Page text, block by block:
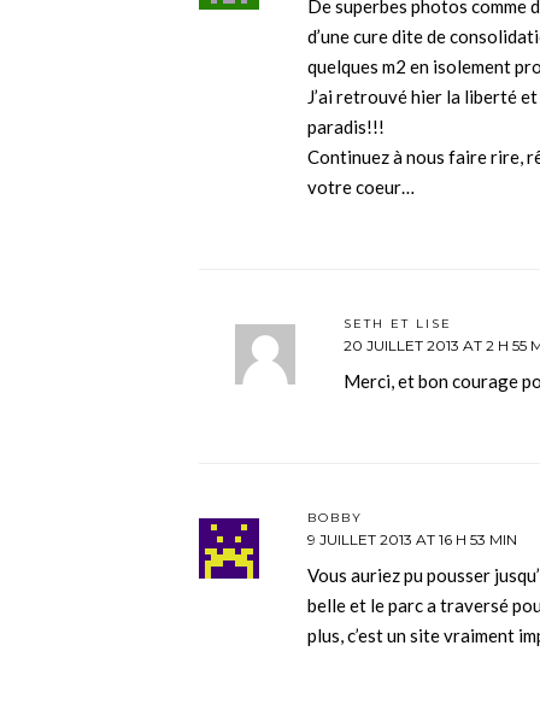
De superbes photos comme
d’une cure dite de
quelques m2 en isolement
J’ai retrouvé hier la liberté et
paradis!!!
Continuez à nous faire rire,
votre coeur…
SETH ET LISE
20 JUILLET 2013 AT 2 H 55
Merci, et bon courage
BOBBY
9 JUILLET 2013 AT 16 H 53 MIN
Vous auriez pu pousser
belle et le parc a traversé
plus, c’est un site vraiment